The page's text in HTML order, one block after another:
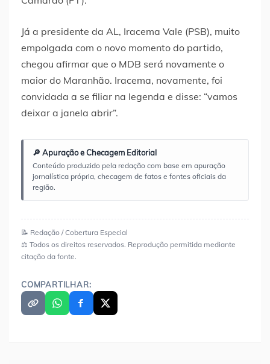
Já a presidente da AL, Iracema Vale (PSB), muito
empolgada com o novo momento do partido,
chegou afirmar que o MDB será novamente o
maior do Maranhão. Iracema, novamente, foi
convidada a se filiar na legenda e disse: “vamos
deixar a janela abrir”.
🔎 Apuração e Checagem Editorial
Conteúdo produzido pela redação com base em apuração
jornalística própria, checagem de fatos e fontes oficiais da
região.
📝 Redação / Cobertura Especial
⚖️ Todos os direitos reservados. Reprodução permitida mediante
citação da fonte.
COMPARTILHAR: